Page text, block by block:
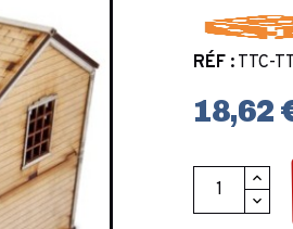
RÉF : TTC-
18,62